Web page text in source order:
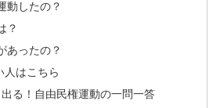
動したの？
？
あったの？
人はこちら
る！自由民権運動の一問一答